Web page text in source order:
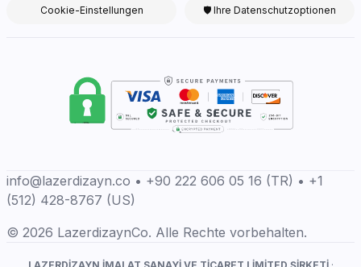
Cookie-Einstellungen 🛡 Ihre Datenschutzoptionen
info@lazerdizayn.co • +90 222 606 05 16 (TR) • +1
(512) 428-8767 (US)
© 2026 LazerdizaynCo. Alle Rechte vorbehalten.